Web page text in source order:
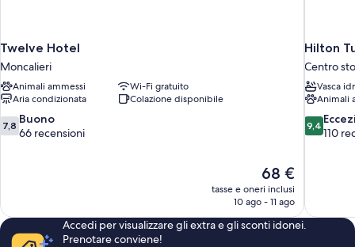
Twelve Hotel
Moncalieri
Animali ammessi
Wi-Fi gratuito
Aria condizionata
Colazione disponibile
7.8
su7,8 Buono
66 recensioni
Il
prezzo
attuale
68 €
68 €
tasse e oneri inclusi
10 ago - 11 ago
Hilton
Centro
Vasca
Animali
9.4
su
9,4
110
Accedi per visualizzare gli extra e gli sconti idonei.
Prenotare conviene!